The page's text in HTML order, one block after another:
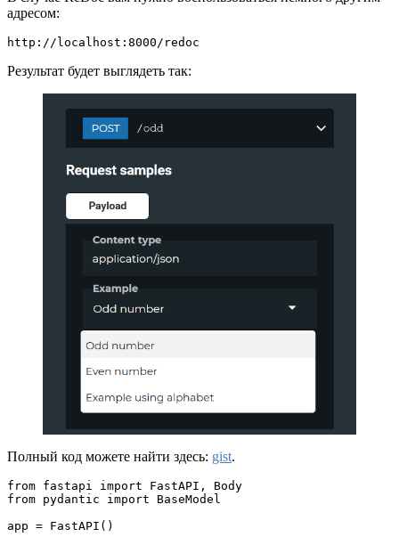
адресом:
http://localhost:8000/redoc
Результат будет выглядеть так:
Полный код можете найти здесь: gist.
from fastapi import FastAPI, Body
from pydantic import BaseModel
app = FastAPI()